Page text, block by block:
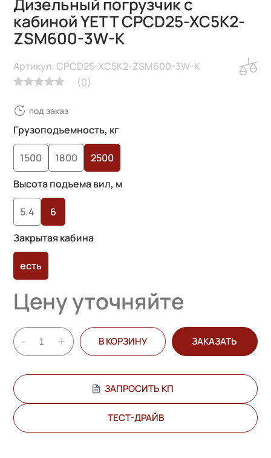
Дизельный погрузчик с
кабиной YETT CPCD25-XC5K2-
ZSM600-3W-K
(0)
Артикул: CPCD25-XC5K2-ZSM600-3W-K
под заказ
Грузоподъемность, кг
1500 1800
2500
Высота подъема вил, м
5.4
6
Закрытая кабина
есть
Цену уточняйте
- + В КОРЗИНУ ЗАКАЗАТЬ
ЗАПРОСИТЬ КП
ТЕСТ-ДРАЙВ